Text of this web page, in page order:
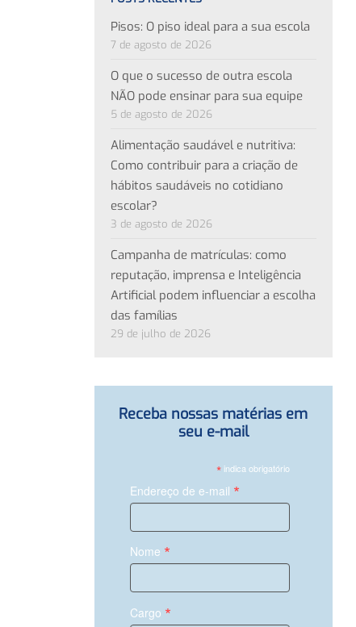
Pisos: O piso ideal para a sua escola
7 de agosto de 2026
O que o sucesso de outra escola
NÃO pode ensinar para sua equipe
5 de agosto de 2026
Alimentação saudável e nutritiva:
Como contribuir para a criação de
hábitos saudáveis no cotidiano
escolar?
3 de agosto de 2026
Campanha de matrículas: como
reputação, imprensa e Inteligência
Artificial podem influenciar a escolha
das famílias
29 de julho de 2026
Receba nossas matérias em
seu e-mail
* indica obrigatório
Endereço de e-mail *
Nome *
Cargo *